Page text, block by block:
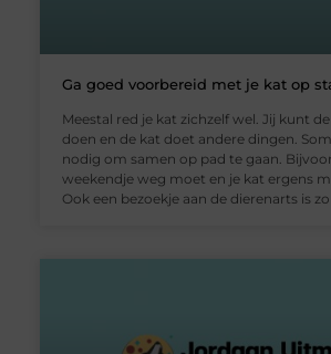
Ga goed voorbereid met je kat op
Meestal red je kat zichzelf wel. Jij kunt
doen en de kat doet andere dingen.
nodig om samen op pad te gaan.
weekendje weg moet en je kat ergens
Ook een bezoekje aan de dierenarts is